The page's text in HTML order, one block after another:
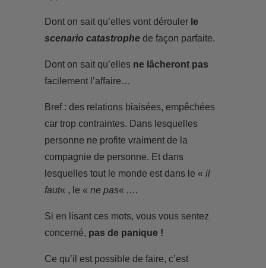
Dont on sait qu’elles vont déroulerle
scenario catastrophe de façon parfaite.
Dont on sait qu’elles ne lâcheront pas
facilement l’affaire…
Bref : des relations biaisées, empêchées
car trop contraintes. Dans lesquelles
personne ne profite vraiment de la
compagnie de personne. Et dans
lesquelles tout le monde est dans le « il
faut« , le « ne pas« ,…
Si en lisant ces mots, vous vous sentez
concerné, pas de panique !
Ce qu’il est possible de faire, c’est